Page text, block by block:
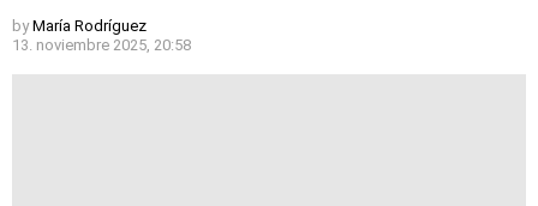
by María Rodríguez
13. noviembre 2025, 20:58